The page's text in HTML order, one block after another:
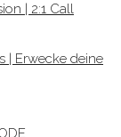
| 2:1 Call
| Erwecke deine